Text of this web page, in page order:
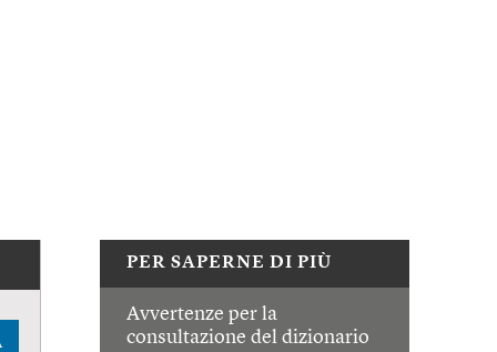
PER SAPERNE DI PIÙ
Avvertenze per la
consultazione del dizionario